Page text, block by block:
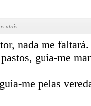
atrás
nada me faltará.
guia-me
me pelas